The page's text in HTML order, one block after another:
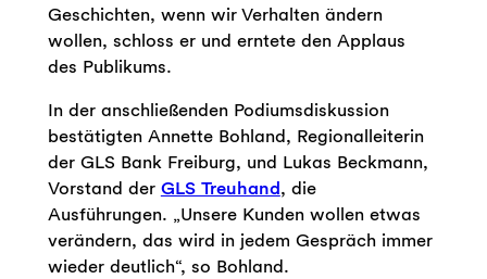
Geschichten, wenn wir Verhalten ändern
wollen, schloss er und erntete den Applaus
des Publikums.
In der anschließenden Podiumsdiskussion
bestätigten Annette Bohland, Regionalleiterin
der GLS Bank Freiburg, und Lukas Beckmann,
Vorstand der GLS Treuhand, die
Ausführungen. „Unsere Kunden wollen etwas
verändern, das wird in jedem Gespräch immer
wieder deutlich“, so Bohland.